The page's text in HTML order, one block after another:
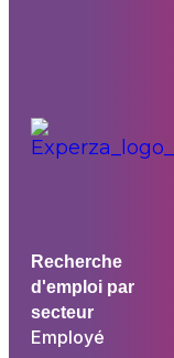
Recherche
d'emploi par
secteur
Employé